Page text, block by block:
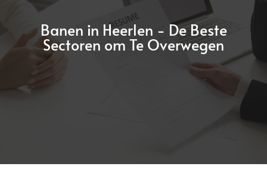
Banen in Heerlen - De Beste
Sectoren om Te Overwegen